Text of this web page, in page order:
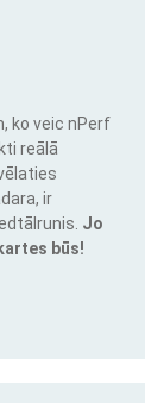
ko veic nPerf
reālā
ir
Jo
būs!